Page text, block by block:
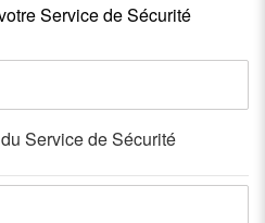
Service de Sécurité
Service de Sécurité